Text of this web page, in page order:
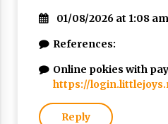
01/08/2026 at 1:08 am
References:
Online pokies with
https://
Reply